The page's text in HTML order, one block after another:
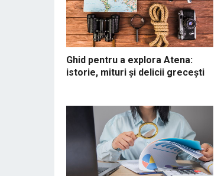
Ghid pentru a explora Atena:
istorie, mituri și delicii grecești